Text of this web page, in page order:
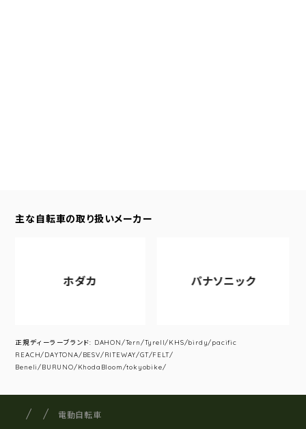
主な自転車の取り扱いメーカー
ホダカ パナソニック
正規ディーラーブランド: DAHON/Tern/Tyrell/KHS/birdy/pacific
REACH/DAYTONA/BESV/RITEWAY/GT/FELT/
Beneli/BURUNO/KhodaBloom/tokyobike/
サイト内の現在地
サイクルショップナカゴヤ
電動自転車